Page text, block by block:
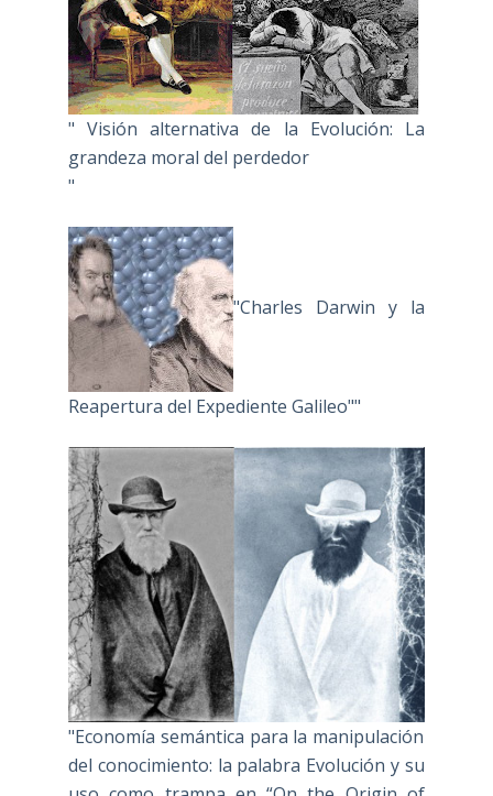
" Visión alternativa de la Evolución: La
grandeza moral del perdedor
"
"Charles Darwin y la
Reapertura del Expediente Galileo""
"Economía semántica para la manipulación
del conocimiento: la palabra Evolución y su